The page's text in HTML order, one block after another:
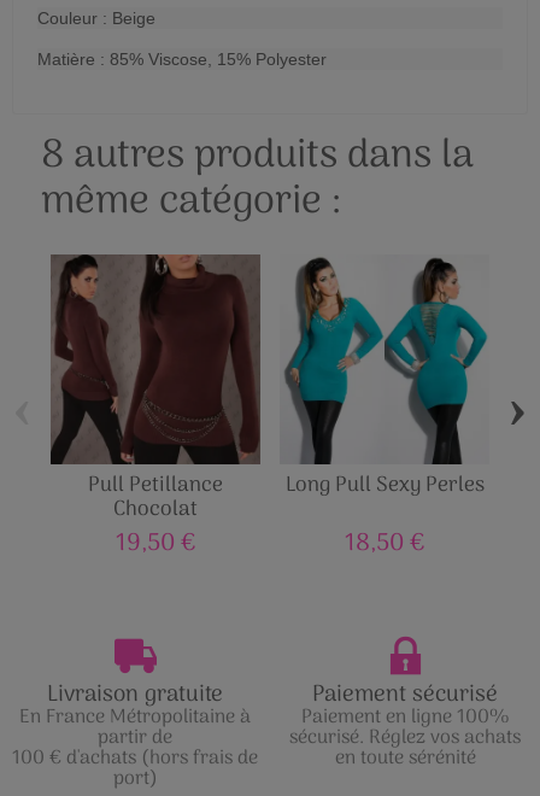
Couleur : Beige
Matière : 85% Viscose, 15% Polyester
8 autres produits dans la
même catégorie :
Pull Petillance
Chocolat
19,50 €
Long Pull Sexy Perles
18,50 €
›
Livraison gratuite
En France Métropolitaine à
partir de
100 € d'achats (hors frais de
port)
Paiement sécurisé
Paiement en ligne 100%
sécurisé. Réglez vos achats
en toute sérénité